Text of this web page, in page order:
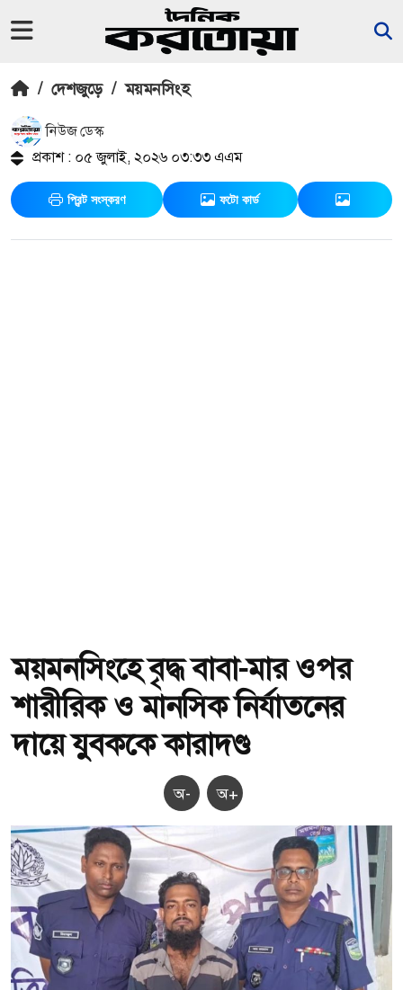
/ দেশজুড়ে / ময়মনসিংহ
নিউজ ডেস্ক
প্রকাশ : ০৫ জুলাই, ২০২৬ ০৩:৩৩ এএম
প্রিন্ট সংস্করণ ফটো কার্ড
ময়মনসিংহে বৃদ্ধ বাবা-মার ওপর
শারীরিক ও মানসিক নির্যাতনের
দায়ে যুবককে কারাদণ্ড
অ- অ+